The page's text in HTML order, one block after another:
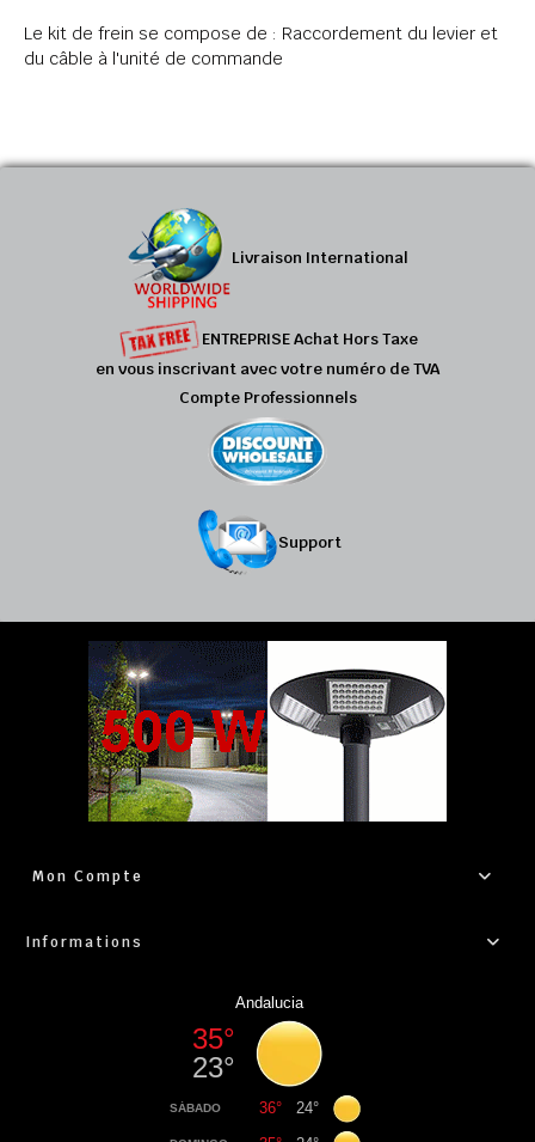
Le kit de frein se compose de : Raccordement du levier et
du câble à l'unité de commande
Livraison International
ENTREPRISE Achat Hors Taxe
en vous inscrivant avec votre numéro de TVA
Compte Professionnels
Support
Mon Compte
Informations